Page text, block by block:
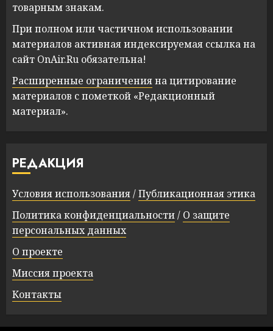
товарным знакам.
При полном или частичном использовании
материалов активная индексируемая ссылка на
сайт OnAir.Ru обязательна!
Расширенные ограниченияна цитирование
материалов с пометкой «Редакционный
материал».
РЕДАКЦИЯ
Условия использования/Публикационная этика
Политика конфиденциальности/ О защите
персональных данных
О проекте
Миссия проекта
Контакты